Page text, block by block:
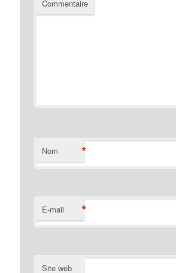
Commentaire
Nom *
E-mail *
Site web